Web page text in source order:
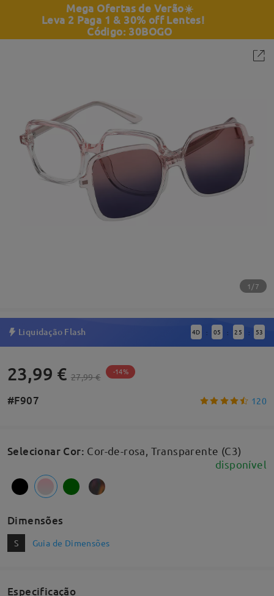
Mega Ofertas de Verão☀️
Leva 2 Paga 1 & 30% off Lentes!
Código: 30BOGO
1/7
Liquidação Flash 4D : 05 : 25 : 53
23,99 € 27,99 € -14%
#F907 120
Selecionar Cor: Cor-de-rosa, Transparente (C3)
disponível
Dimensões
S Guia de Dimensões
Especificação